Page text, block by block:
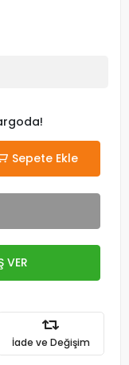
Sepete Ekle
VER
İade ve Değişim